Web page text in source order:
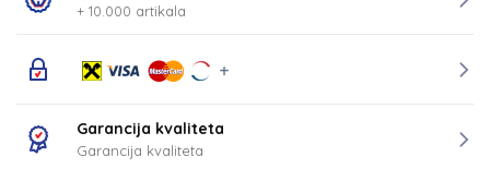
+ 10.000 artikala
Garancija kvaliteta
Garancija kvaliteta